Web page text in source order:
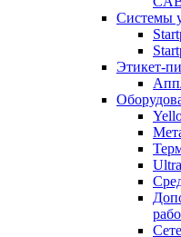
Системы
Этикет-